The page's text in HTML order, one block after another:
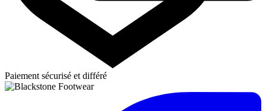
Paiement sécurisé et différé